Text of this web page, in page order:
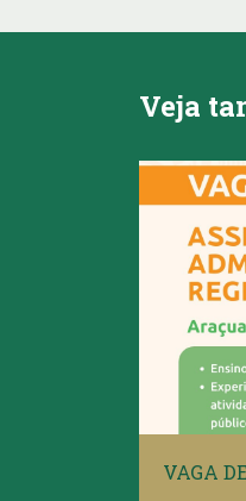
Veja
VAGA